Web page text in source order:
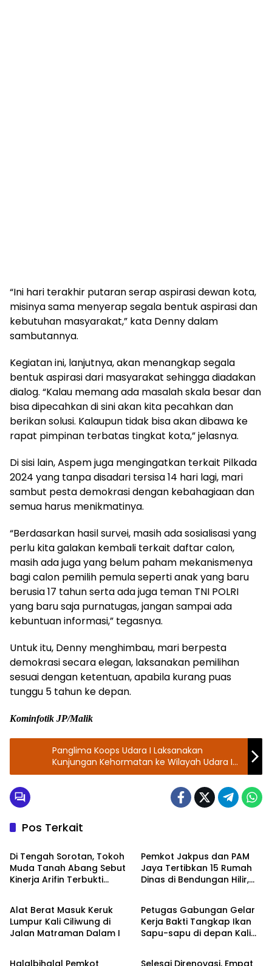
“Ini hari terakhir putaran serap aspirasi dewan kota,
misinya sama menyerap segala bentuk aspirasi dan
kebutuhan masyarakat,” kata Denny dalam
sambutannya.
Kegiatan ini, lanjutnya, akan menangkap segala
bentuk aspirasi dari masyarakat sehingga diadakan
dialog. “Kalau memang ada masalah skala besar dan
bisa dipecahkan di sini akan kita pecahkan dan
berikan solusi. Kalaupun tidak bisa akan dibawa ke
rapat pimpinan terbatas tingkat kota,” jelasnya.
Di sisi lain, Aspem juga mengingatkan terkait Pilkada
2024 yang tanpa disadari tersisa 14 hari lagi, mari
sambut pesta demokrasi dengan kebahagiaan dan
semua harus menikmatinya.
“Berdasarkan hasil survei, masih ada sosialisasi yang
perlu kita galakan kembali terkait daftar calon,
masih ada juga yang belum paham mekanismenya
bagi calon pemilih pemula seperti anak yang baru
berusia 17 tahun serta ada juga teman TNI POLRI
yang baru saja purnatugas, jangan sampai ada
kebuntuan informasi,” tegasnya.
Untuk itu, Denny menghimbau, mari berpesta
demokrasi secara elegan, laksanakan pemilihan
sesuai dengan ketentuan, apabila kurang puas
tunggu 5 tahun ke depan.
Kominfotik JP/Malik
Panglima Koops Udara I Laksanakan
Kunjungan Kehormatan ke Wilayah Udara I
TUDM
Pos Terkait
Walikota Jakarta Pusat
Di Tengah Sorotan, Tokoh
Muda Tanah Abang Sebut
Kinerja Arifin Terbukti
Pemkot Jakpus dan PAM
Jaya Tertibkan 15 Rumah
Dinas di Bendungan Hilir,
Walikota Jakarta Pusat
Alat Berat Masuk Keruk
Lumpur Kali Ciliwung di
Jalan Matraman Dalam I
Walikota Jakarta Pusat
Petugas Gabungan Gelar
Kerja Bakti Tangkap Ikan
Sapu-sapu di depan Kali
Walikota Jakarta Pusat
Halalbihalal Pemkot
Walikota Jakarta Pusat
Selesai Direnovasi, Empat